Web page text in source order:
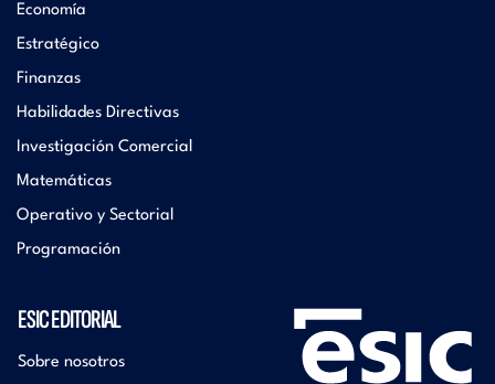
Economía
Estratégico
Finanzas
Habilidades Directivas
Investigación Comercial
Matemáticas
Operativo y Sectorial
Programación
ESIC EDITORIAL
Sobre nosotros